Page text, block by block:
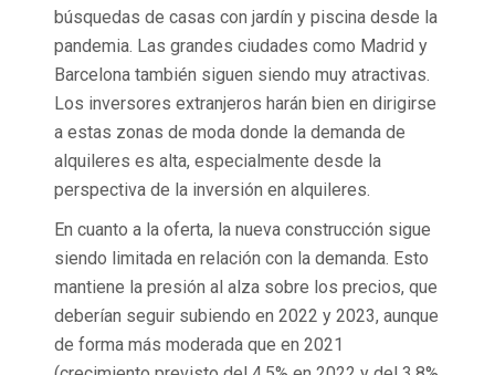
búsquedas de casas con jardín y piscina desde la
pandemia. Las grandes ciudades como Madrid y
Barcelona también siguen siendo muy atractivas.
Los inversores extranjeros harán bien en dirigirse
a estas zonas de moda donde la demanda de
alquileres es alta, especialmente desde la
perspectiva de la inversión en alquileres.
En cuanto a la oferta, la nueva construcción sigue
siendo limitada en relación con la demanda. Esto
mantiene la presión al alza sobre los precios, que
deberían seguir subiendo en 2022 y 2023, aunque
de forma más moderada que en 2021